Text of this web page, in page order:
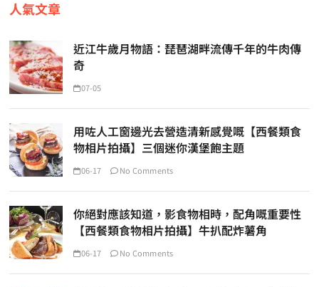
人氣文章
近江牛歲月物語：琵琶湖畔流傳千年的牛肉傳
奇
07-05
用咗人工窗邊光去營造清新感覺嘅【西餐類食
物相片拍攝】三個迷你漢堡飽主題
06-17 No Comments
你絕對應該知道，影食物相時，配角嘅重要性
【西餐類食物相片拍攝】牛扒配炸薯角
06-17 No Comments